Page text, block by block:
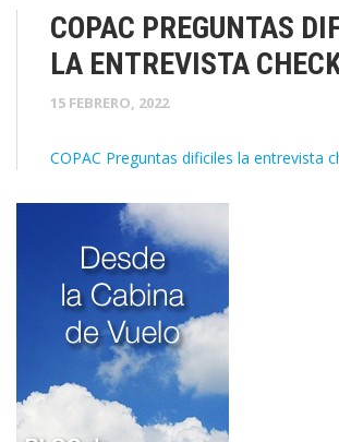
COPAC PREGUNTAS
LA ENTREVISTA
15 FEBRERO, 2022
COPAC Preguntas dificiles la entrevista